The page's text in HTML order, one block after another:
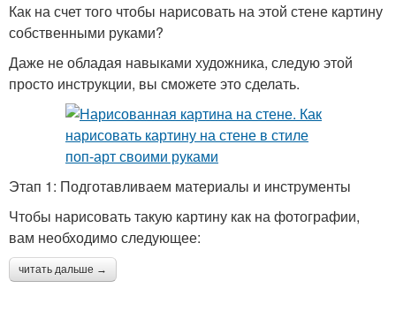
Современные картины Картины для спальни
Постеры на стену
Как на счет того чтобы нарисовать на этой стене картину
собственными руками?
Даже не обладая навыками художника, следую этой
просто инструкции, вы сможете это сделать.
Этап 1: Подготавливаем материалы и инструменты
Чтобы нарисовать такую картину как на фотографии,
вам необходимо следующее:
читать дальше →